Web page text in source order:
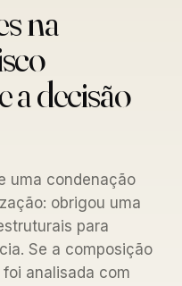
na
a decisão
uma condenação
obrigou uma
para
Se a composição
analisada com